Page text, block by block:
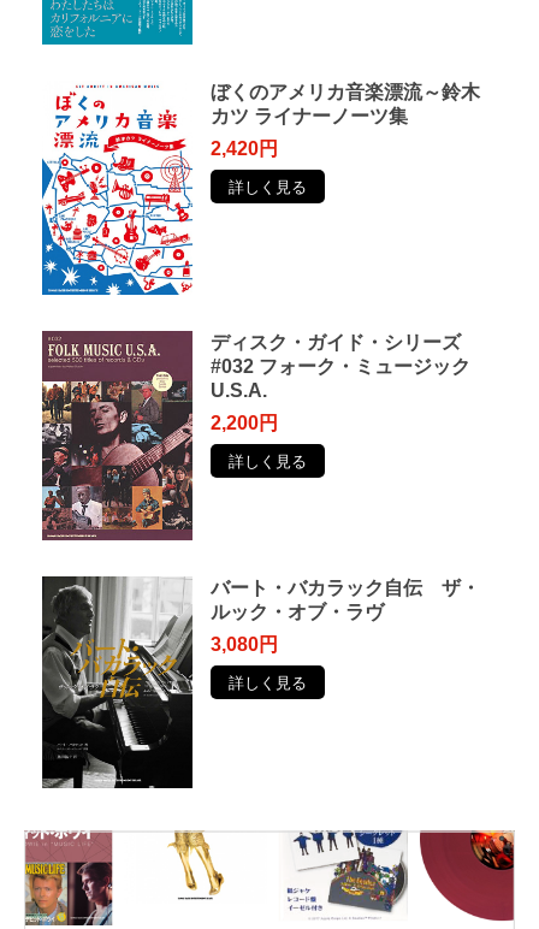
ぼくのアメリカ音楽漂流～鈴木
カツ ライナーノーツ集
2,420円
詳しく見る
ディスク・ガイド・シリーズ
#032 フォーク・ミュージック
U.S.A.
2,200円
詳しく見る
バート・バカラック自伝 ザ・
ルック・オブ・ラヴ
3,080円
詳しく見る